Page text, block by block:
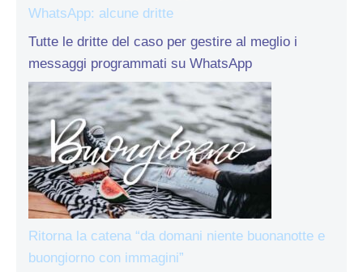
WhatsApp: alcune dritte
Tutte le dritte del caso per gestire al meglio i
messaggi programmati su WhatsApp
Ritorna la catena “da domani niente buonanotte e
buongiorno con immagini”